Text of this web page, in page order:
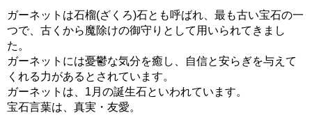
ガーネットは石榴(ざくろ)石とも呼ばれ、最も古い宝石の一
つで、古くから魔除けの御守りとして用いられてきまし
た。
ガーネットには憂鬱な気分を癒し、自信と安らぎを与えて
くれる力があるとされています。
ガーネットは、1月の誕生石といわれています。
宝石言葉は、真実・友愛。